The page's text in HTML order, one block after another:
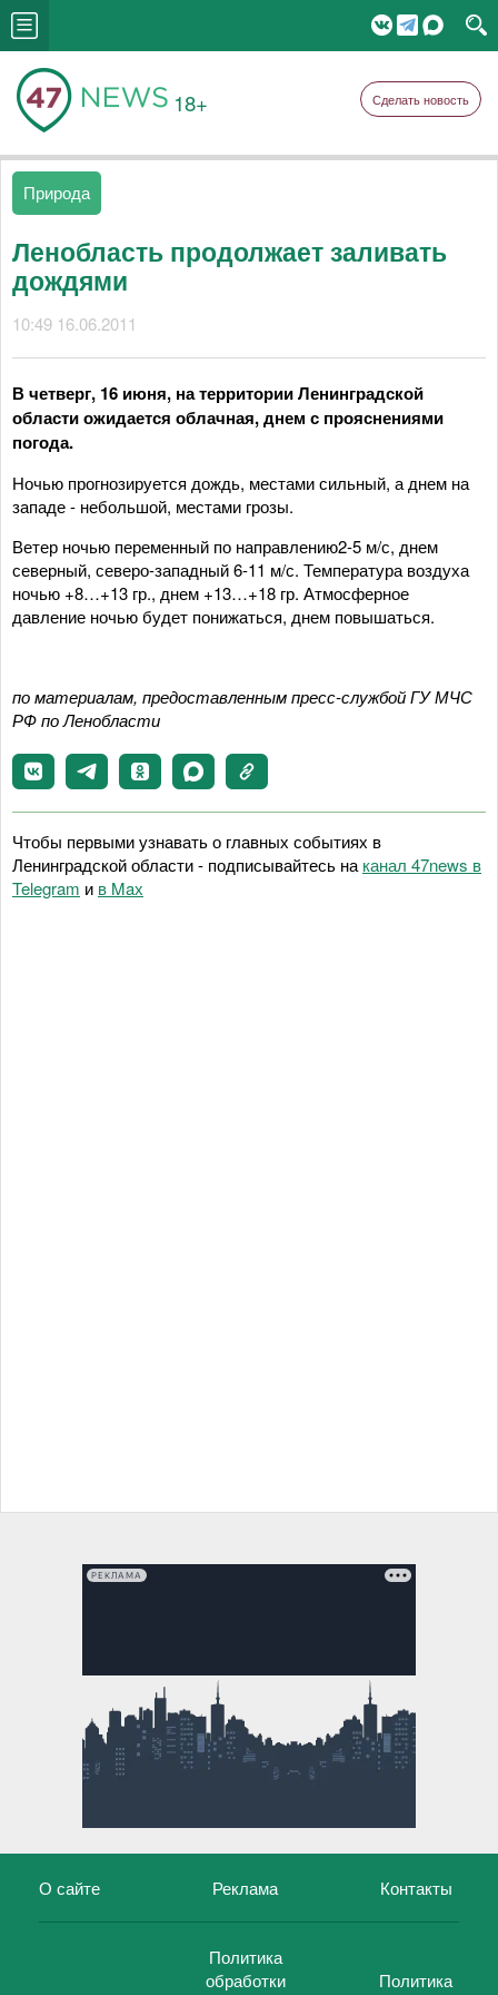
18+ Сделать новость
Природа
Ленобласть продолжает заливать
дождями
10:49 16.06.2011
В четверг, 16 июня, на территории Ленинградской
области ожидается облачная, днем с прояснениями
погода.
Ночью прогнозируется дождь, местами сильный, а днем на
западе - небольшой, местами грозы.
Ветер ночью переменный по направлению2-5 м/с, днем
северный, северо-западный 6-11 м/с. Температура воздуха
ночью +8…+13 гр., днем +13…+18 гр. Атмосферное
давление ночью будет понижаться, днем повышаться.
по материалам, предоставленным пресс-службой ГУ МЧС
РФ по Ленобласти
Чтобы первыми узнавать о главных событиях в
Ленинградской области - подписывайтесь на канал 47news в
Telegram и в Maх
РЕКЛАМА
О сайте Реклама Контакты
Политика
обработки
Политика